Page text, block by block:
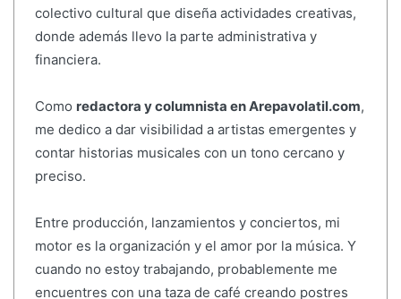
colectivo cultural que diseña actividades creativas,
donde además llevo la parte administrativa y
financiera.
Como redactora y columnista en Arepavolatil.com,
me dedico a dar visibilidad a artistas emergentes y
contar historias musicales con un tono cercano y
preciso.
Entre producción, lanzamientos y conciertos, mi
motor es la organización y el amor por la música. Y
cuando no estoy trabajando, probablemente me
encuentres con una taza de café creando postres